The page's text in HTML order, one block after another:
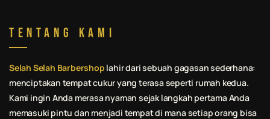
Tentang Kami
Selah Selah Barbershop lahir dari sebuah gagasan sederhana:
menciptakan tempat cukur yang terasa seperti rumah kedua.
Kami ingin Anda merasa nyaman sejak langkah pertama Anda
memasuki pintu dan menjadi tempat di mana setiap orang bisa